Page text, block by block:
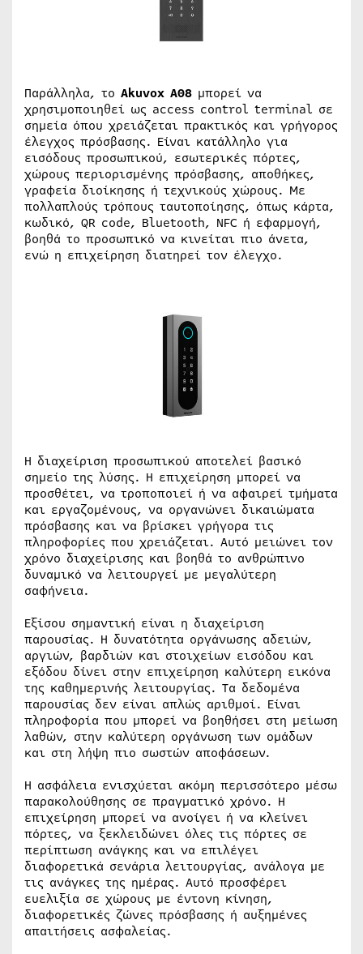
Παράλληλα, το Akuvox A08 μπορεί να
χρησιμοποιηθεί ως access control terminal σε
σημεία όπου χρειάζεται πρακτικός και γρήγορος
έλεγχος πρόσβασης. Είναι κατάλληλο για
εισόδους προσωπικού, εσωτερικές πόρτες,
χώρους περιορισμένης πρόσβασης, αποθήκες,
γραφεία διοίκησης ή τεχνικούς χώρους. Με
πολλαπλούς τρόπους ταυτοποίησης, όπως κάρτα,
κωδικό, QR code, Bluetooth, NFC ή εφαρμογή,
βοηθά το προσωπικό να κινείται πιο άνετα,
ενώ η επιχείρηση διατηρεί τον έλεγχο.
Η διαχείριση προσωπικού αποτελεί βασικό
σημείο της λύσης. Η επιχείρηση μπορεί να
προσθέτει, να τροποποιεί ή να αφαιρεί τμήματα
και εργαζομένους, να οργανώνει δικαιώματα
πρόσβασης και να βρίσκει γρήγορα τις
πληροφορίες που χρειάζεται. Αυτό μειώνει τον
χρόνο διαχείρισης και βοηθά το ανθρώπινο
δυναμικό να λειτουργεί με μεγαλύτερη
σαφήνεια.
Εξίσου σημαντική είναι η διαχείριση
παρουσίας. Η δυνατότητα οργάνωσης αδειών,
αργιών, βαρδιών και στοιχείων εισόδου και
εξόδου δίνει στην επιχείρηση καλύτερη εικόνα
της καθημερινής λειτουργίας. Τα δεδομένα
παρουσίας δεν είναι απλώς αριθμοί. Είναι
πληροφορία που μπορεί να βοηθήσει στη μείωση
λαθών, στην καλύτερη οργάνωση των ομάδων
και στη λήψη πιο σωστών αποφάσεων.
Η ασφάλεια ενισχύεται ακόμη περισσότερο μέσω
παρακολούθησης σε πραγματικό χρόνο. Η
επιχείρηση μπορεί να ανοίγει ή να κλείνει
πόρτες, να ξεκλειδώνει όλες τις πόρτες σε
περίπτωση ανάγκης και να επιλέγει
διαφορετικά σενάρια λειτουργίας, ανάλογα με
τις ανάγκες της ημέρας. Αυτό προσφέρει
ευελιξία σε χώρους με έντονη κίνηση,
διαφορετικές ζώνες πρόσβασης ή αυξημένες
απαιτήσεις ασφαλείας.